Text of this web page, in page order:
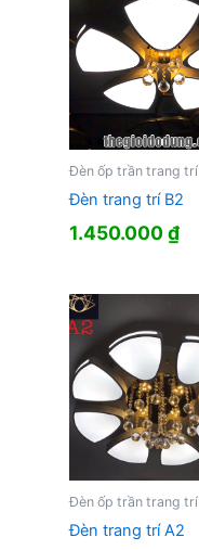
Đèn ốp trần trang trí
Đèn trang trí B2
1.450.000₫
Đèn ốp trần trang trí
Đèn trang trí A2